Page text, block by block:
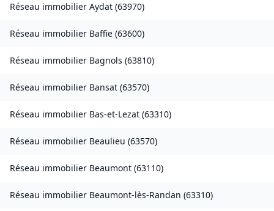
Réseau immobilier Aydat (63970)
Réseau immobilier Baffie (63600)
Réseau immobilier Bagnols (63810)
Réseau immobilier Bansat (63570)
Réseau immobilier Bas-et-Lezat (63310)
Réseau immobilier Beaulieu (63570)
Réseau immobilier Beaumont (63110)
Réseau immobilier Beaumont-lès-Randan (63310)